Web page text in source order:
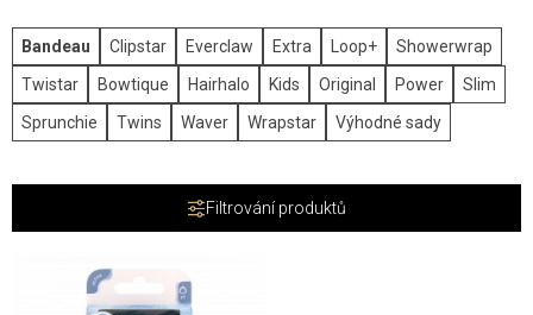
Bandeau Clipstar Everclaw Extra Loop+
Showerwrap
Twistar
Bowtique Hairhalo Kids Original Power
Slim
Sprunchie
Twins Waver Wrapstar Výhodné sady
Filtrování produktů